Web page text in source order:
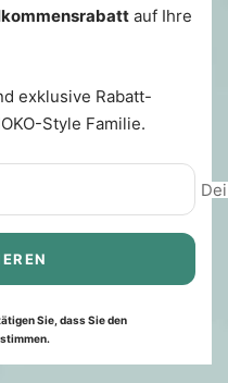
auf Ihre
exklusive Rabatt-
Style Familie.
Sie, dass Sie den